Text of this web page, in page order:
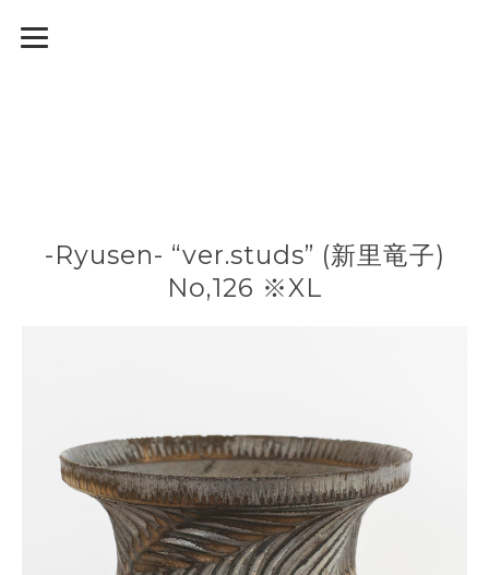
-Ryusen- “ver.studs” (新里竜子)
No,126 ※XL